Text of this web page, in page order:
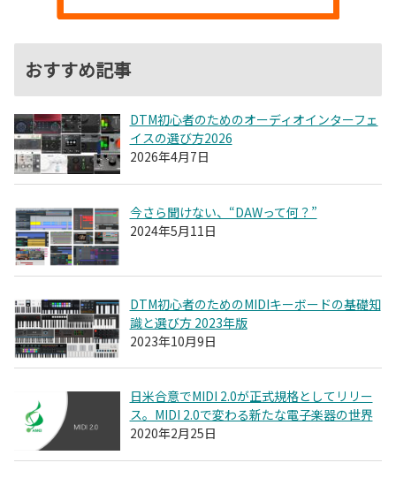
おすすめ記事
DTM初心者のためのオーディオインターフェ
イスの選び方2026
2026年4月7日
今さら聞けない、“DAWって何？”
2024年5月11日
DTM初心者のためのMIDIキーボードの基礎知
識と選び方 2023年版
2023年10月9日
日米合意でMIDI 2.0が正式規格としてリリー
ス。MIDI 2.0で変わる新たな電子楽器の世界
2020年2月25日